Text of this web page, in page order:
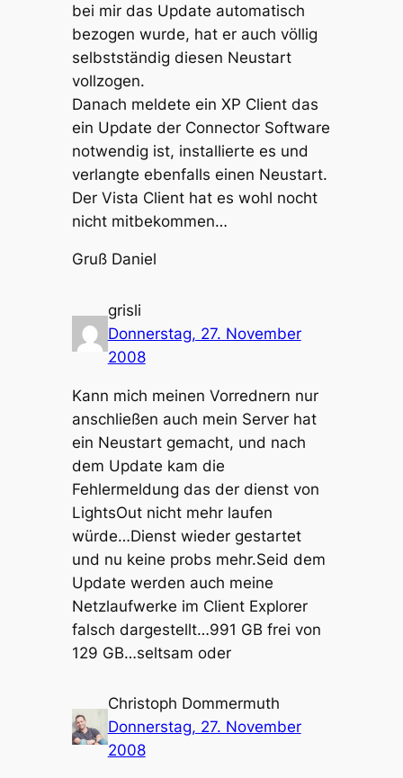
bei mir das Update automatisch
bezogen wurde, hat er auch völlig
selbstständig diesen Neustart
vollzogen.
Danach meldete ein XP Client das
ein Update der Connector Software
notwendig ist, installierte es und
verlangte ebenfalls einen Neustart.
Der Vista Client hat es wohl nocht
nicht mitbekommen…
Gruß Daniel
grisli
Donnerstag, 27. November
2008
Kann mich meinen Vorrednern nur
anschließen auch mein Server hat
ein Neustart gemacht, und nach
dem Update kam die
Fehlermeldung das der dienst von
LightsOut nicht mehr laufen
würde…Dienst wieder gestartet
und nu keine probs mehr.Seid dem
Update werden auch meine
Netzlaufwerke im Client Explorer
falsch dargestellt…991 GB frei von
129 GB…seltsam oder
Christoph Dommermuth
Donnerstag, 27. November
2008